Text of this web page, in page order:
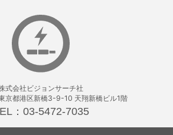
式会社ビジョンサーチ社
京都港区新橋3-9-10 天翔新橋ビル1階
：03-5472-7035